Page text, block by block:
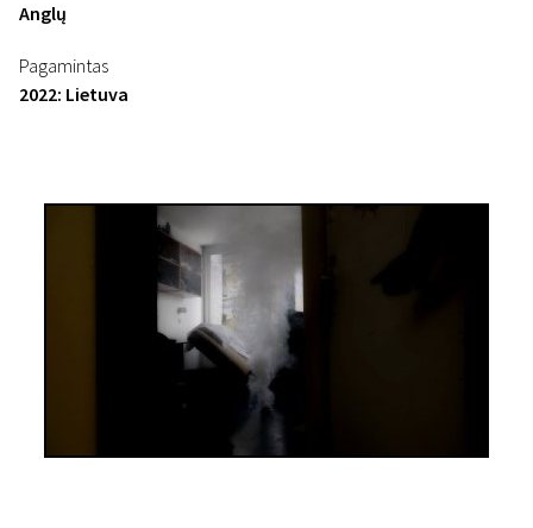
Anglų
Pagamintas
2022: Lietuva